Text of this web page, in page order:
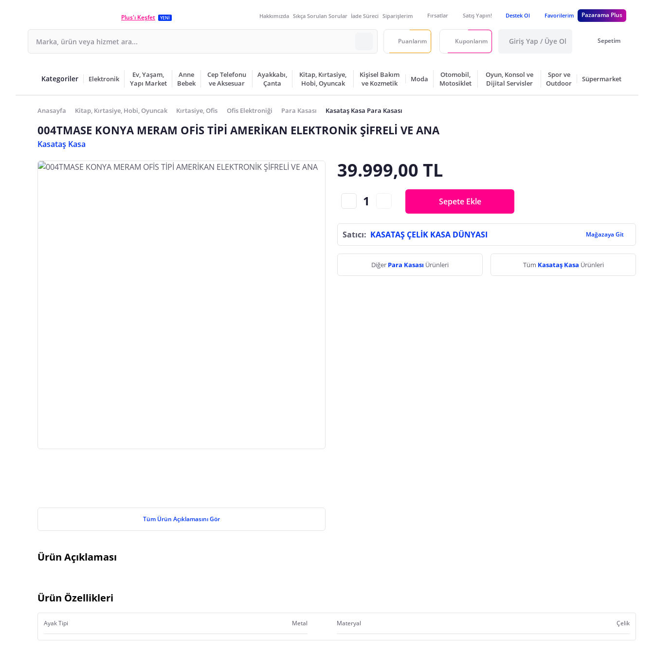
Plus'ı Keşfet YENİ Hakkımızda Sıkça Sorulan Sorular İade Süreci Siparişlerim Fırsatlar Satış Yapın! Destek Ol Favorilerim Pazarama Plus
Puanlarım Kuponlarım Giriş Yap / Üye Ol Sepetim
Kategoriler Elektronik
Ev, Yaşam,
Yapı Market
Anne
Bebek
Cep Telefonu
ve Aksesuar
Ayakkabı,
Çanta
Kitap, Kırtasiye,
Hobi, Oyuncak
Kişisel Bakım
ve Kozmetik
Moda
Otomobil,
Motosiklet
Oyun, Konsol ve
Dijital Servisler
Spor ve
Outdoor
Süpermarket
Anasayfa Kitap, Kırtasiye, Hobi, Oyuncak Kırtasiye, Ofis Ofis Elektroniği Para Kasası Kasataş Kasa Para Kasası
004TMASE KONYA MERAM OFİS TİPİ AMERİKAN ELEKTRONİK ŞİFRELİ VE ANA
Kasataş Kasa
Tüm Ürün Açıklamasını Gör
39.999,00 TL
Sepete Ekle
Satıcı: KASATAŞ ÇELİK KASA DÜNYASI Mağazaya Git
Diğer Para Kasası Ürünleri Tüm Kasataş Kasa Ürünleri
Ürün Açıklaması
Ürün Özellikleri
Ayak Tipi Metal Materyal Çelik